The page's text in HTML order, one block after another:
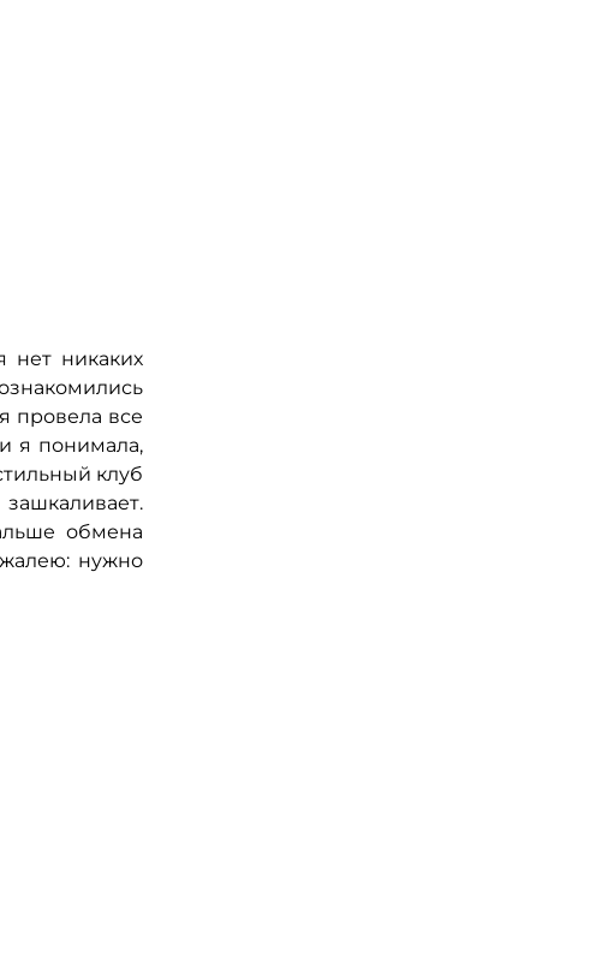
нет никаких
провела все
я понимала,
клуб
обмена
нужно